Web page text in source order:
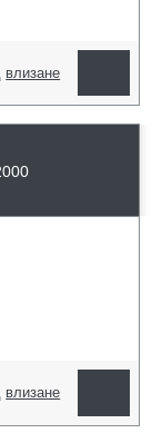
влизане
влизане